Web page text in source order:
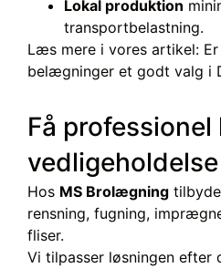
Lokal produktion
transportbelastning.
Læs mere i vores artikel:
belægninger et godt valg i
Få
Hos MS Brolægning
rensning, fugning,
fliser.
Vi tilpasser løsningen efter